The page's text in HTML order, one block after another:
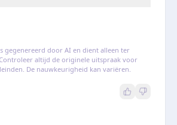
gegenereerd door AI en dient alleen ter
altijd de originele uitspraak voor
De nauwkeurigheid kan variëren.